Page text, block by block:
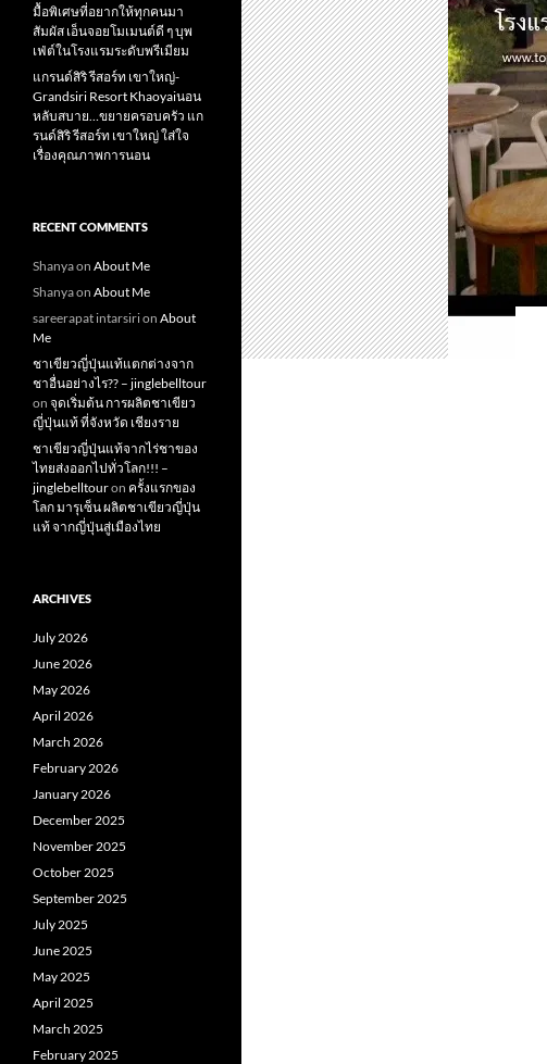
มื้อพิเศษที่อยากให้ทุกคนมา
สัมผัส เอ็นจอยโมเมนต์ดี ๆ บุพ
เฟ่ต์ในโรงแรมระดับพรีเมียม
แกรนด์สิริ​ รีสอร์ท​ เขาใหญ่​-
Grandsiri​ Resort​ Khaoyaiนอน
หลับสบาย…ขยายครอบครัว แก
รนด์สิริ รีสอร์ท เขาใหญ่ ใส่ใจ
เรื่องคุณภาพการนอน
RECENT COMMENTS
Shanyaon About Me
Shanyaon About Me
sareerapat intarsirion About
Me
ชาเขียวญี่ปุ่นแท้แตกต่างจาก
ชาอื่นอย่างไร?? – jinglebelltour
on จุดเริ่มต้น การผลิตชาเขียว
ญี่ปุ่นแท้ ที่จังหวัด เชียงราย
ชาเขียวญี่ปุ่นแท้จากไร่ชาของ
ไทยส่งออกไปทั่วโลก!!! –
jinglebelltouron ครั้งแรกของ
โลก มารุเซ็น ผลิตชาเขียวญี่ปุ่น
แท้ จากญี่ปุ่นสู่เมืองไทย
ARCHIVES
July 2026
June 2026
May 2026
April 2026
March 2026
February 2026
January 2026
December 2025
November 2025
October 2025
September 2025
July 2025
June 2025
May 2025
April 2025
March 2025
February 2025